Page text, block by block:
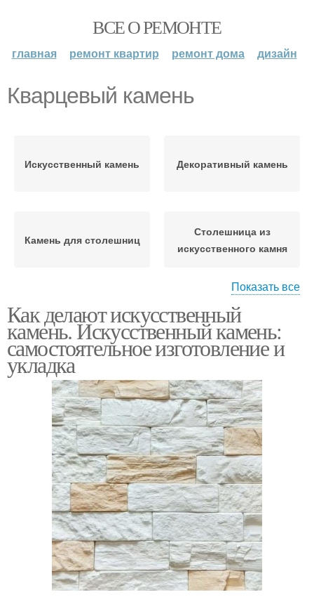
ВСЕ О РЕМОНТЕ
главная ремонт квартир ремонт дома дизайн
Кварцевый камень
Искусственный камень Декоративный камень
Камень для столешниц
Столешница из
искусственного камня
Камень для раковины
Мойки из
искусственного камня
Камень для
столешницы
Столешницы из
кварцевого агломерата
Столешницы из
акрилового камня
Акриловый камень
Формы для камня
Показать все
Как делают искусственный
камень. Искусственный камень:
самостоятельное изготовление и
укладка